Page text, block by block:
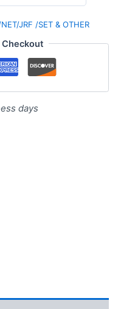
JRF /SET & OTHER
days